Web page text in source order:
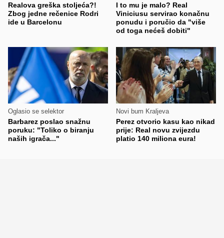
Realova greška stoljeća?!
Zbog jedne rečenice Rodri
ide u Barcelonu
I to mu je malo? Real
Viniciusu servirao konačnu
ponudu i poručio da "više
od toga nećeš dobiti"
Oglasio se selektor
Barbarez poslao snažnu
poruku: "Toliko o biranju
naših igrača..."
Novi bum Kraljeva
Perez otvorio kasu kao nikad
prije: Real novu zvijezdu
platio 140 miliona eura!